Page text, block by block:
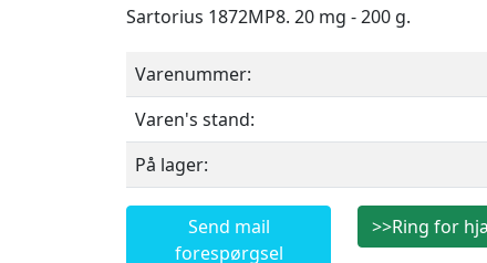
Sartorius 1872MP8. 20 mg - 200 g.
Varenummer:
Varen's stand:
På lager:
Send mail
forespørgsel
>>Ring for